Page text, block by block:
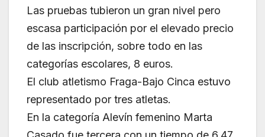
Las pruebas tubieron un gran nivel pero
escasa participación por el elevado precio
de las inscripción, sobre todo en las
categorías escolares, 8 euros.
El club atletismo Fraga-Bajo Cinca estuvo
representado por tres atletas.
En la categoría Alevín femenino Marta